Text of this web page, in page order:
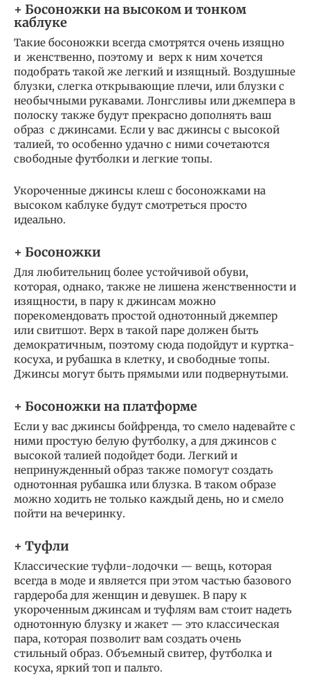
+ Босоножки на высоком и тонком
каблуке
Такие босоножки всегда смотрятся очень изящно
и женственно, поэтому и верх к ним хочется
подобрать такой же легкий и изящный. Воздушные
блузки, слегка открывающие плечи, или блузки с
необычными рукавами. Лонгсливы или джемпера в
полоску также будут прекрасно дополнять ваш
образ с джинсами. Если у вас джинсы с высокой
талией, то особенно удачно с ними сочетаются
свободные футболки и легкие топы.
Укороченные джинсы клеш с босоножками на
высоком каблуке будут смотреться просто
идеально.
+ Босоножки
Для любительниц более устойчивой обуви,
которая, однако, также не лишена женственности и
изящности, в пару к джинсам можно
порекомендовать простой однотонный джемпер
или свитшот. Верх в такой паре должен быть
демократичным, поэтому сюда подойдут и куртка-
косуха, и рубашка в клетку, и свободные топы.
Джинсы могут быть прямыми или подвернутыми.
+ Босоножки на платформе
Если у вас джинсы бойфренда, то смело надевайте с
ними простую белую футболку, а для джинсов с
высокой талией подойдет боди. Легкий и
непринужденный образ также помогут создать
однотонная рубашка или блузка. В таком образе
можно ходить не только каждый день, но и смело
пойти на вечеринку.
+ Туфли
Классические туфли-лодочки — вещь, которая
всегда в моде и является при этом частью базового
гардероба для женщин и девушек. В пару к
укороченным джинсам и туфлям вам стоит надеть
однотонную блузку и жакет — это классическая
пара, которая позволит вам создать очень
стильный образ. Объемный свитер, футболка и
косуха, яркий топ и пальто.